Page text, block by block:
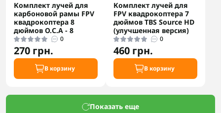
Комплект лучей для
карбоновой рамы FPV
квадрокоптера 8
дюймов О.С.А - 8
0
270 грн.
В корзину
Комплект лучей для
FPV квадрокоптера 7
дюймов TBS Source HD
(улучшенная версия)
0
460 грн.
В корзину
Показать еще